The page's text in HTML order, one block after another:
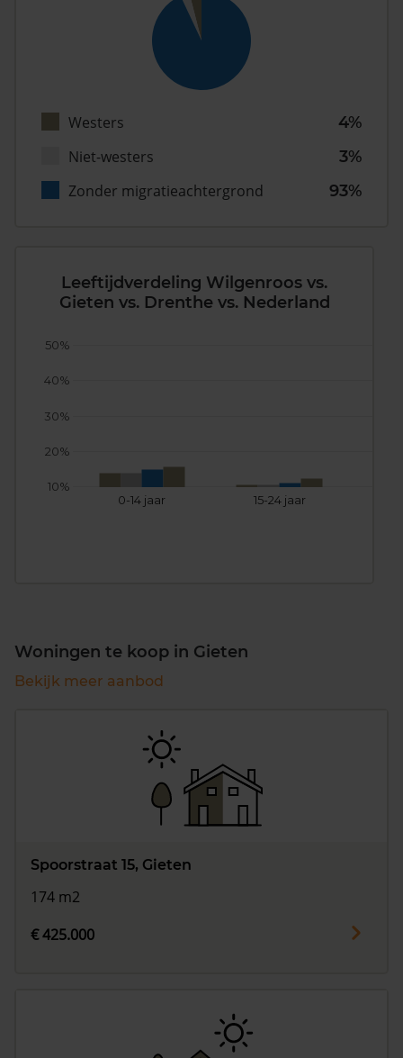
Westers
4%
Niet-westers
3%
Zonder migratieachtergrond
93%
Leeftijdverdeling Wilgenroos vs.
Gieten vs. Drenthe vs. Nederland
0-14 jaar 15-24 jaar
10%
20%
30%
40%
50%
Woningen te koop in Gieten
Bekijk meer aanbod
Spoorstraat 15, Gieten
174 m2
€ 425.000